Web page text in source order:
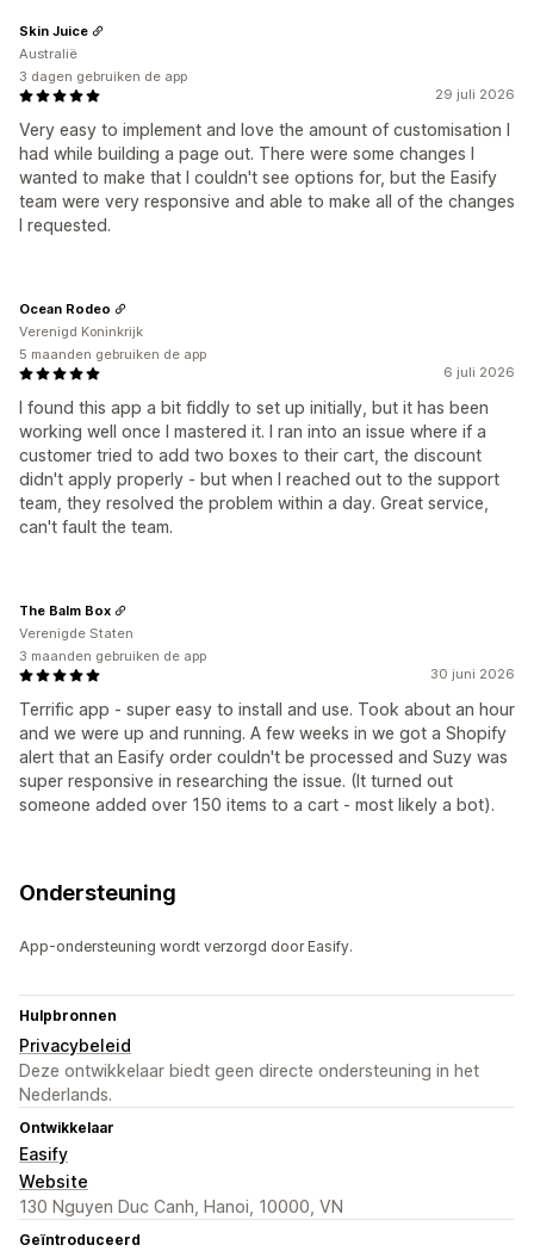
29 juli 2026
Very easy to implement and love the amount of customisation I
had while building a page out. There were some changes I
wanted to make that I couldn't see options for, but the Easify
team were very responsive and able to make all of the changes
I requested.
Skin Juice
Australië
3 dagen gebruiken de app
6 juli 2026
I found this app a bit fiddly to set up initially, but it has been
working well once I mastered it. I ran into an issue where if a
customer tried to add two boxes to their cart, the discount
didn't apply properly - but when I reached out to the support
team, they resolved the problem within a day. Great service,
can't fault the team.
Ocean Rodeo
Verenigd Koninkrijk
5 maanden gebruiken de app
30 juni 2026
Terrific app - super easy to install and use. Took about an hour
and we were up and running. A few weeks in we got a Shopify
alert that an Easify order couldn't be processed and Suzy was
super responsive in researching the issue. (It turned out
someone added over 150 items to a cart - most likely a bot).
The Balm Box
Verenigde Staten
3 maanden gebruiken de app
Ondersteuning
App-ondersteuning wordt verzorgd door Easify.
Hulpbronnen
Privacybeleid
Deze ontwikkelaar biedt geen directe ondersteuning in het
Nederlands.
Ontwikkelaar
Easify
Website
130 Nguyen Duc Canh, Hanoi, 10000, VN
Geïntroduceerd